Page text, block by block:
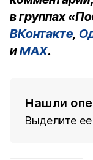
в группах
ВКонтакте,
иMAX.
Нашли
Выделите